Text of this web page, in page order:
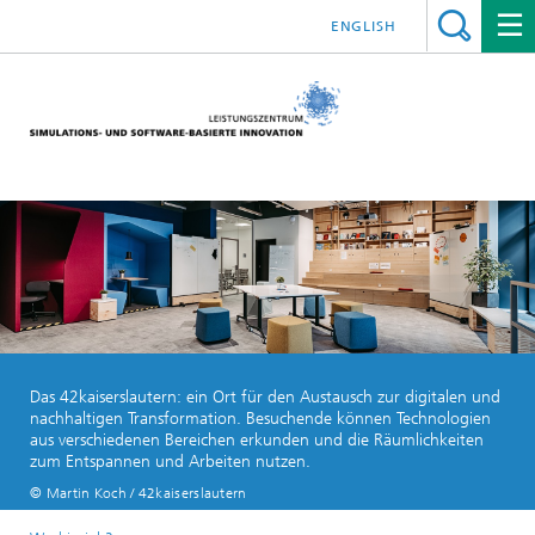
ENGLISH
Das 42kaiserslautern: ein Ort für den Austausch zur digitalen und
nachhaltigen Transformation. Besuchende können Technologien
aus verschiedenen Bereichen erkunden und die Räumlichkeiten
zum Entspannen und Arbeiten nutzen.
© Martin Koch / 42kaiserslautern